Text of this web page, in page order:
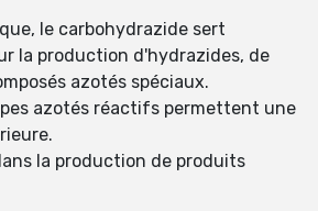
le carbohydrazide sert
la production d'hydrazides, de
azotés spéciaux.
azotés réactifs permettent une
la production de produits